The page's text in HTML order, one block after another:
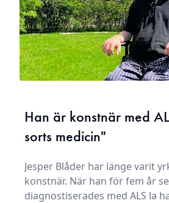
Han är konstnär med
sorts medicin"
Jesper Blåder har länge varit
konstnär. När han för fem år
diagnostiserades med ALS la